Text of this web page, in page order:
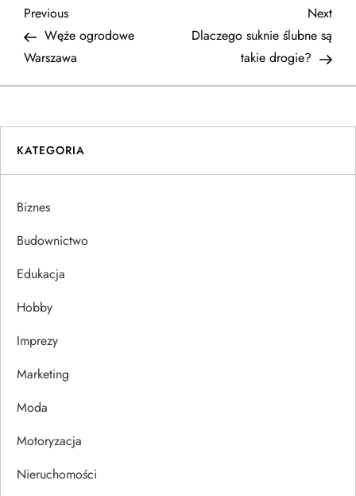
N
a
w
i
g
a
c
j
a
w
p
i
s
Previous
Post
Previous
Węże ogrodowe
Warszawa
Next
Next
Dlaczego suknie ślubne są
takie drogie?
KATEGORIA
Biznes
Budownictwo
Edukacja
Hobby
Imprezy
Marketing
Moda
Motoryzacja
Nieruchomości